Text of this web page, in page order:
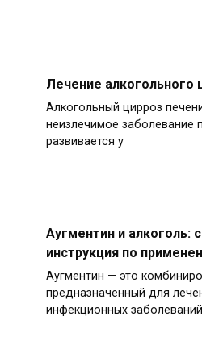
Лечение алкогольного
Алкогольный цирроз
неизлечимое заболевание
развивается у
Аугментин и алкоголь:
инструкция по
Аугментин — это
предназначенный для
инфекционных